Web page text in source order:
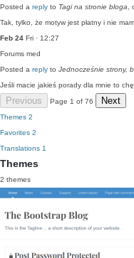
Posted a reply to Tagi na stronie bloga
Tak, tylko, że motyw jest płatny i nie
Feb 24 Fri · 12:27
Forums med
Posted a reply to Jednocześnie strony,
Jeśli macie jakieś porady dla mnie to
Previous Page 1 of 76 Next
Themes 2
Favorites 2
Translations 1
Themes
2 themes